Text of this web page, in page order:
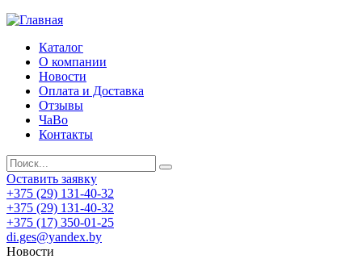
Каталог
О компании
Новости
Оплата и Доставка
Отзывы
ЧаВо
Контакты
Оставить заявку
+375 (29) 131-40-32
+375 (29) 131-40-32
+375 (17) 350-01-25
di.ges@yandex.by
Новости